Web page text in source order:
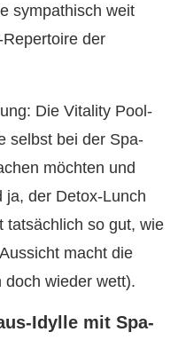
sympathisch weit
der
Die Vitality Pool-
selbst bei der Spa-
möchten und
ja, der Detox-Lunch
tatsächlich so gut, wie
macht die
doch wieder wett).
Idylle mit Spa-